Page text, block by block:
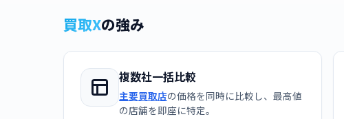
買取Xの強み
複数社一括比較
主要買取店の価格を同時に比較し、最高値
の店舗を即座に特定。